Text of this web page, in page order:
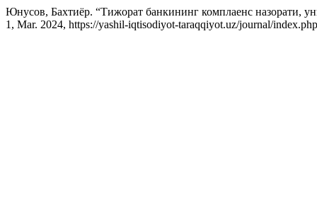
Юнусов, Бахтиёр. “Тижорат банкининг комплаенс назорати,
1, Mar. 2024, https://yashil-iqtisodiyot-taraqqiyot.uz/journal/